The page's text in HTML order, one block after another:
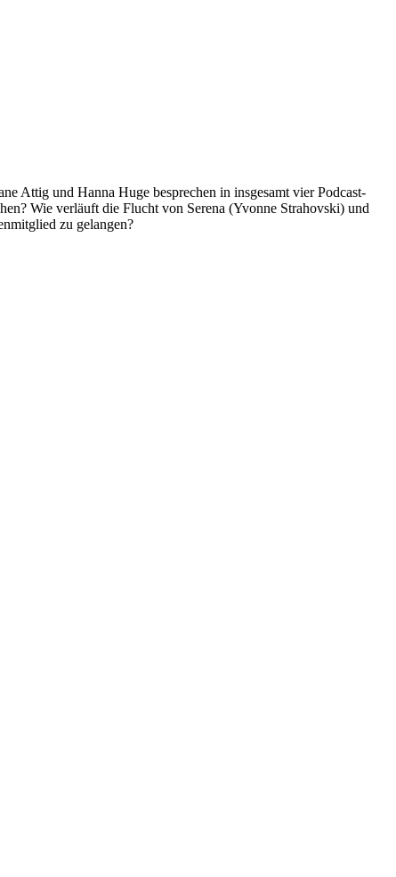
Attig und Hanna Huge besprechen in insgesamt vier Podcast-
Wie verläuft die Flucht von Serena (Yvonne Strahovski) und
zu gelangen?